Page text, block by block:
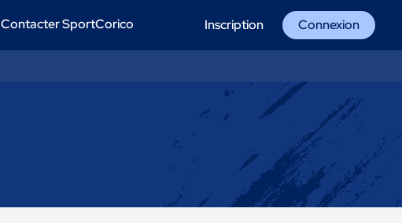
Contacter SportCorico Inscription Connexion